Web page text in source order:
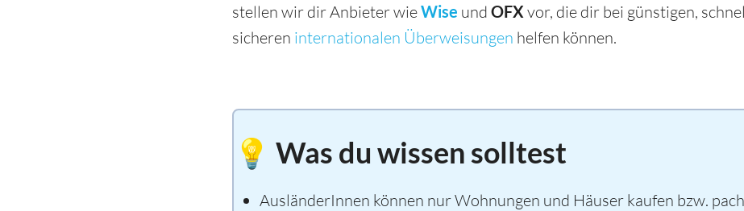
stellen wir dir Anbieter wieWise und OFX vor, die dir bei günstigen,
sicheren internationalen Überweisungen helfen können.
💡 Was du wissen solltest
AusländerInnen können nur Wohnungen und Häuser kaufen bzw.